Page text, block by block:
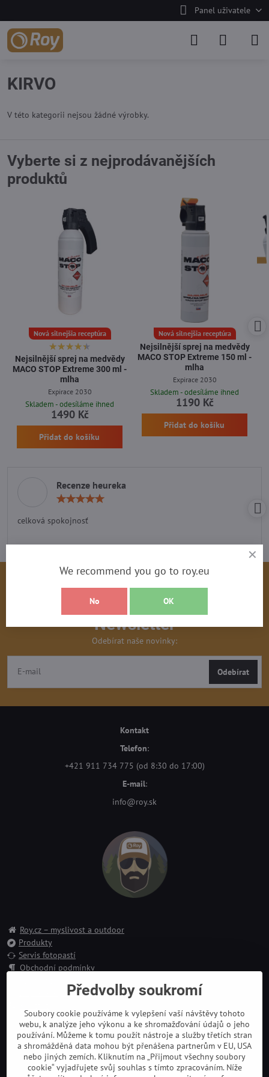
Panel uživatele
KIRVO
V této kategorii nejsou žádné výrobky.
Vyberte si z nejprodávanějších
produktů
Nová silnejšia receptúra
Nejsilnější sprej na medvědy
MACO STOP Extreme 300 ml -
mlha
Expirace 2030
Skladem - odesíláme ihned
1490 Kč
Přidat do košíku
Nová silnejšia receptúra
Nejsilnější sprej na medvědy
MACO STOP Extreme 150 ml -
mlha
Expirace 2030
Skladem - odesíláme ihned
1190 Kč
Přidat do košíku
Recenze heureka
celková spokojnosť
Newsletter
Odebírat naše novinky:
Odebírat
Kontakt
Telefon:
+421 911 734 775 (od 8:30 do 17:00)
E-mail:
info@roy.sk
Roy.cz – myslivost a outdoor
Produkty
Servis fotopastí
Obchodní podmínky
Doprava a platbaPředvolby soukromí
Soubory cookie používáme k vylepšení vaší návštěvy tohoto
webu, k analýze jeho výkonu a ke shromažďování údajů o jeho
používání. Můžeme k tomu použít nástroje a služby třetích stran
a shromážděná data mohou být přenášena partnerům v EU, USA
nebo jiných zemích. Kliknutím na „Přijmout všechny soubory
cookie“ vyjadřujete svůj souhlas s tímto zpracováním. Níže
We recommend you go to roy.eu
No OK